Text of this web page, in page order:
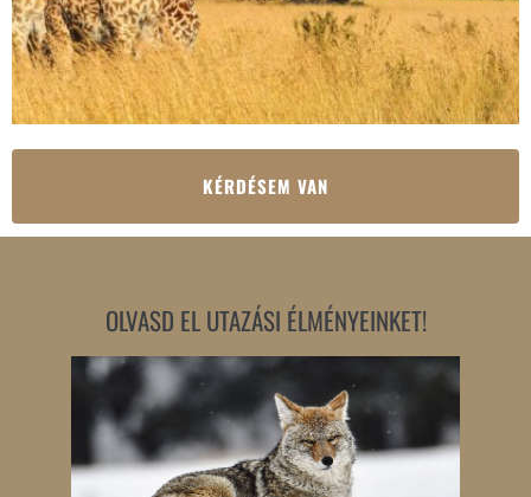
KÉRDÉSEM VAN
OLVASD EL UTAZÁSI ÉLMÉNYEINKET!